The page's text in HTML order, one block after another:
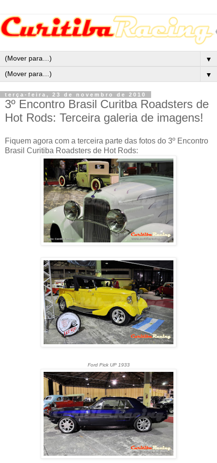
▼
▼
terça-feira, 23 de novembro de 2010
3º Encontro Brasil Curitba Roadsters de
Hot Rods: Terceira galeria de imagens!
Fiquem agora com a terceira parte das fotos do 3º Encontro
Brasil Curitiba Roadsters de Hot Rods:
Ford Pick UP 1933